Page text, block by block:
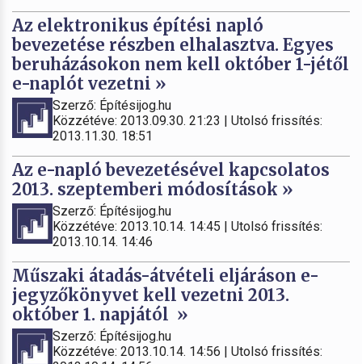
Az elektronikus építési napló
bevezetése részben elhalasztva. Egyes
beruházásokon nem kell október 1-jétől
e-naplót vezetni »
Szerző: Építésijog.hu
Közzétéve: 2013.09.30. 21:23 | Utolsó frissítés:
2013.11.30. 18:51
Az e-napló bevezetésével kapcsolatos
2013. szeptemberi módosítások »
Szerző: Építésijog.hu
Közzétéve: 2013.10.14. 14:45 | Utolsó frissítés:
2013.10.14. 14:46
Műszaki átadás-átvételi eljáráson e-
jegyzőkönyvet kell vezetni 2013.
október 1. napjától »
Szerző: Építésijog.hu
Közzétéve: 2013.10.14. 14:56 | Utolsó frissítés: